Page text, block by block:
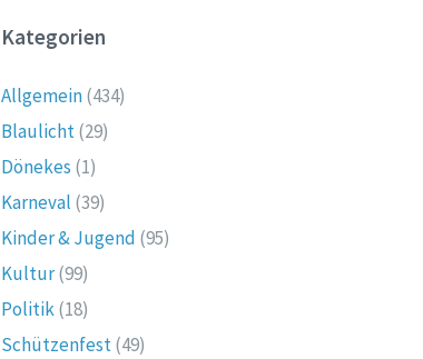
Kategorien
Allgemein(434)
Blaulicht(29)
Dönekes (1)
Karneval (39)
Kinder & Jugend (95)
Kultur(99)
Politik(18)
Schützenfest(49)